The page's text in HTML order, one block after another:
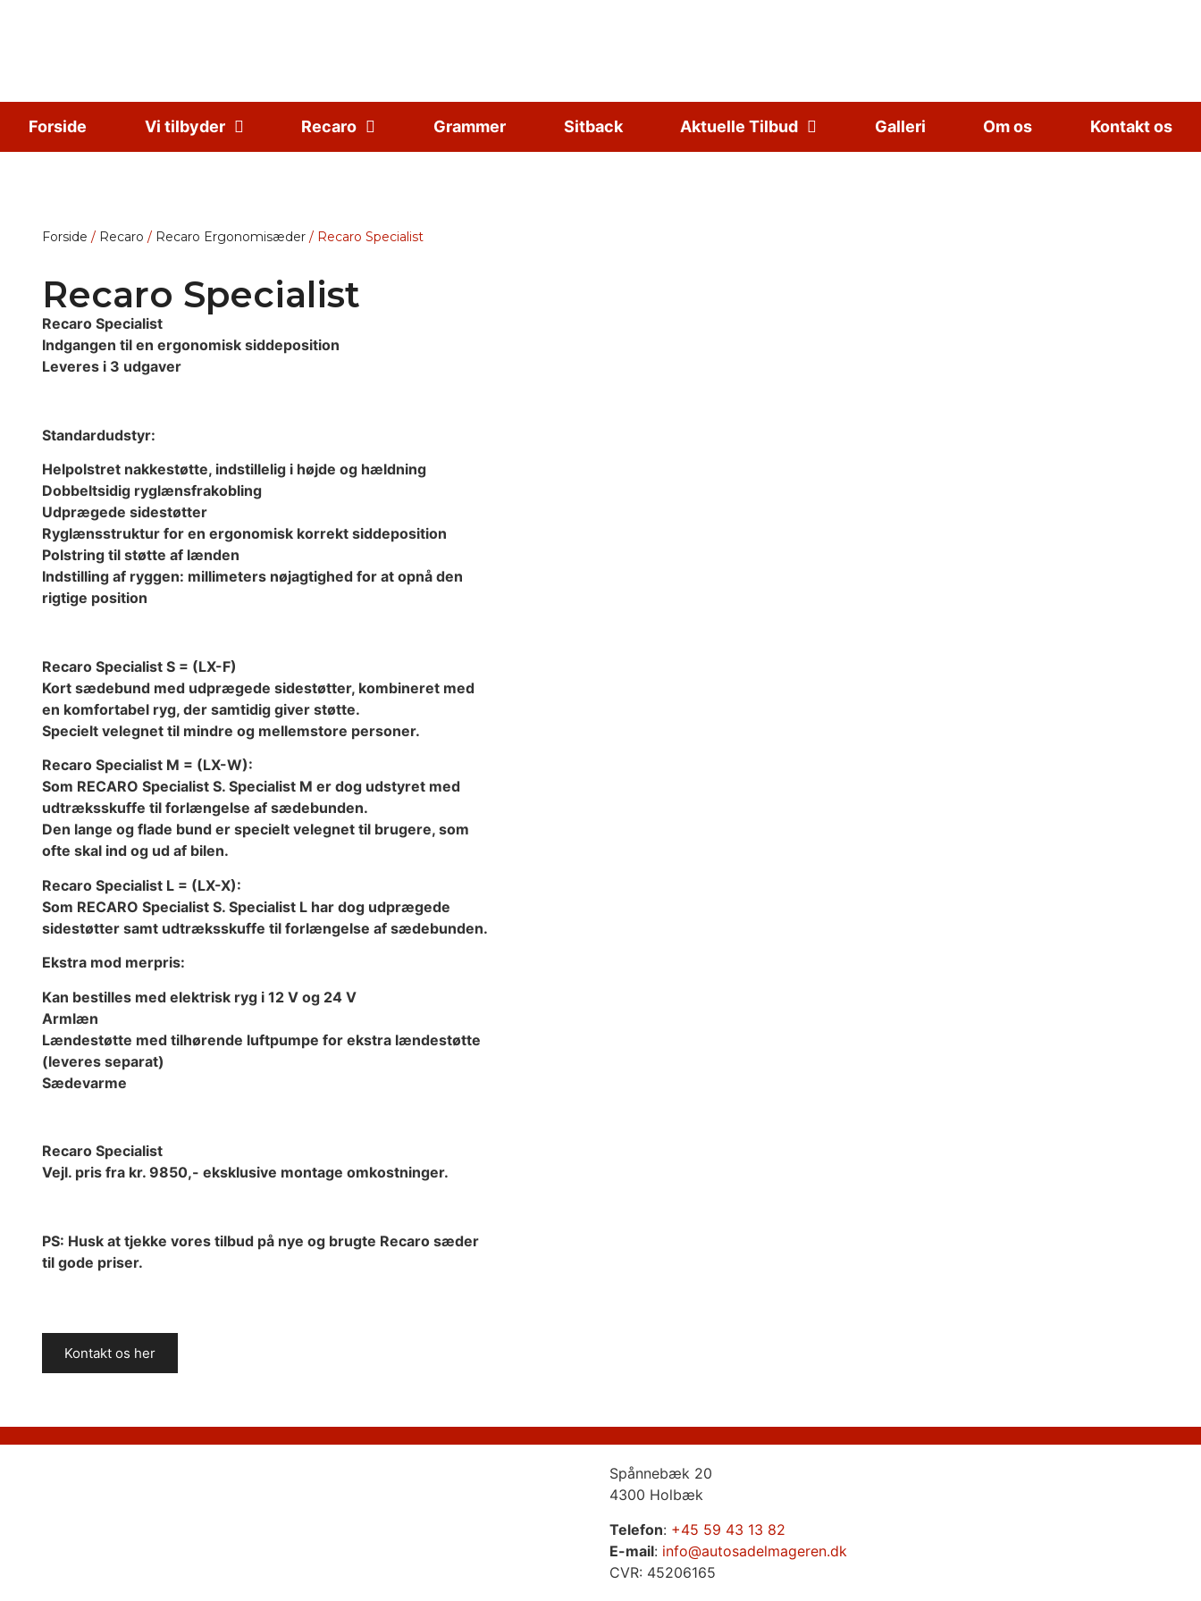
Forside Vi tilbyder Recaro Grammer Sitback Aktuelle Tilbud Galleri Om os Kontakt os
Forside / Recaro / Recaro Ergonomisæder / Recaro Specialist
Recaro Specialist
Recaro Specialist
Indgangen til en ergonomisk siddeposition
Leveres i 3 udgaver
Standardudstyr:
Helpolstret nakkestøtte, indstillelig i højde og hældning
Dobbeltsidig ryglænsfrakobling
Udprægede sidestøtter
Ryglænsstruktur for en ergonomisk korrekt siddeposition
Polstring til støtte af lænden
Indstilling af ryggen: millimeters nøjagtighed for at opnå den
rigtige position
Recaro Specialist S = (LX-F)
Kort sædebund med udprægede sidestøtter, kombineret med
en komfortabel ryg, der samtidig giver støtte.
Specielt velegnet til mindre og mellemstore personer.
Recaro Specialist M = (LX-W):
Som RECARO Specialist S. Specialist M er dog udstyret med
udtræksskuffe til forlængelse af sædebunden.
Den lange og flade bund er specielt velegnet til brugere, som
ofte skal ind og ud af bilen.
Recaro Specialist L = (LX-X):
Som RECARO Specialist S. Specialist L har dog udprægede
sidestøtter samt udtræksskuffe til forlængelse af sædebunden.
Ekstra mod merpris:
Kan bestilles med elektrisk ryg i 12 V og 24 V
Armlæn
Lændestøtte med tilhørende luftpumpe for ekstra lændestøtte
(leveres separat)
Sædevarme
Recaro Specialist
Vejl. pris fra kr. 9850,- eksklusive montage omkostninger.
PS: Husk at tjekke vores tilbud på nye og brugte Recaro sæder
til gode priser.
Kontakt os her
Spånnebæk 20
4300 Holbæk
Telefon: +45 59 43 13 82
E-mail: info@autosadelmageren.dk
CVR: 45206165